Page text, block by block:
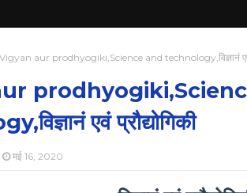
Vigyan aur prodhyogiki,Science and technology,विज्ञानं एवं
एवं प्रौद्योगिकी
मई 16, 2020